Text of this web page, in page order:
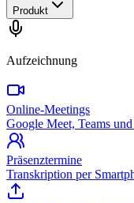
Produkt
Aufzeichnung
Online-Meetings
Google Meet, Teams
Präsenztermine
Transkription per